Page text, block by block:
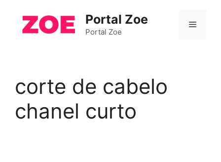
Portal Zoe
Portal Zoe
Menu
corte de cabelo
chanel curto